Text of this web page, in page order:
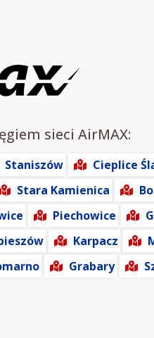
sieci AirMAX:
Staniszów Cieplice
Stara Kamienica
Piechowice
Karpacz
Grabary